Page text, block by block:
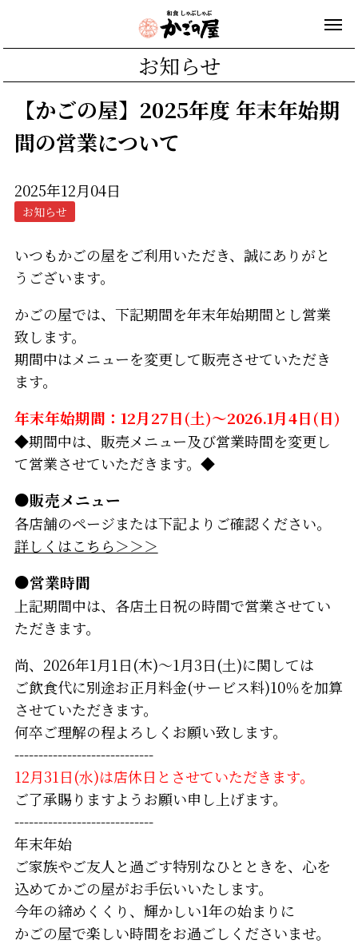
お知らせ
【かごの屋】2025年度 年末年始期
間の営業について
2025年12月04日
お知らせ
いつもかごの屋をご利用いただき、誠にありがと
うございます。
かごの屋では、下記期間を年末年始期間とし営業
致します。
期間中はメニューを変更して販売させていただき
ます。
年末年始期間：12月27日(土)～2026.1月4日(日)
◆期間中は、販売メニュー及び営業時間を変更し
て営業させていただきます。◆
●販売メニュー
各店舗のページまたは下記よりご確認ください。
詳しくはこちら＞＞＞
●営業時間
上記期間中は、各店土日祝の時間で営業させてい
ただきます。
尚、2026年1月1日(木)～1月3日(土)に関しては
ご飲食代に別途お正月料金(サービス料)10％を加算
させていただきます。
何卒ご理解の程よろしくお願い致します。
-----------------------------
12月31日(水)は店休日とさせていただきます。
ご了承賜りますようお願い申し上げます。
-----------------------------
年末年始
ご家族やご友人と過ごす特別なひとときを、心を
込めてかごの屋がお手伝いいたします。
今年の締めくくり、輝かしい1年の始まりに
かごの屋で楽しい時間をお過ごしくださいませ。